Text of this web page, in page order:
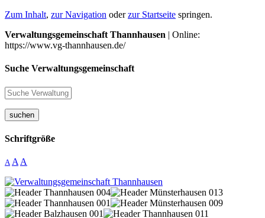
Zum Inhalt, zur Navigation oderzur Startseite springen.
Verwaltungsgemeinschaft Thannhausen | Online:
https://www.vg-thannhausen.de/
Suche Verwaltungsgemeinschaft
suchen
Schriftgröße
A A A